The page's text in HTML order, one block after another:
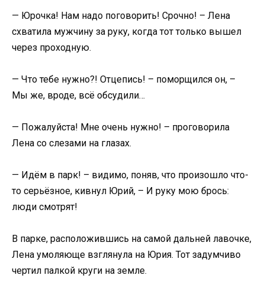
— Юрочка! Нам надо поговорить! Срочно! – Лена
схватила мужчину за руку, когда тот только вышел
через проходную.
— Что тебе нужно?! Отцепись! – поморщился он, –
Мы же, вроде, всё обсудили…
— Пожалуйста! Мне очень нужно! – проговорила
Лена со слезами на глазах.
— Идём в парк! – видимо, поняв, что произошло что-
то серьёзное, кивнул Юрий, – И руку мою брось:
люди смотрят!
В парке, расположившись на самой дальней лавочке,
Лена умоляюще взглянула на Юрия. Тот задумчиво
чертил палкой круги на земле.